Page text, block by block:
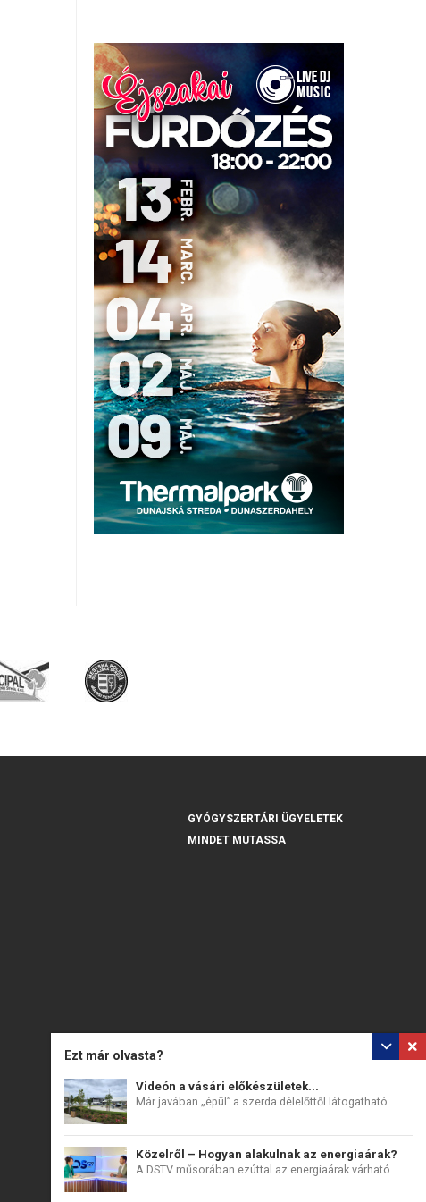
Ezt már olvasta?
Videón a vásári előkészületek...
Már javában „épül” a szerda délelőttől látogatható...
Közelről – Hogyan alakulnak az energiaárak?
A DSTV műsorában ezúttal az energiaárak várható...
GYÓGYSZERTÁRI ÜGYELETEK
MINDET MUTASSA